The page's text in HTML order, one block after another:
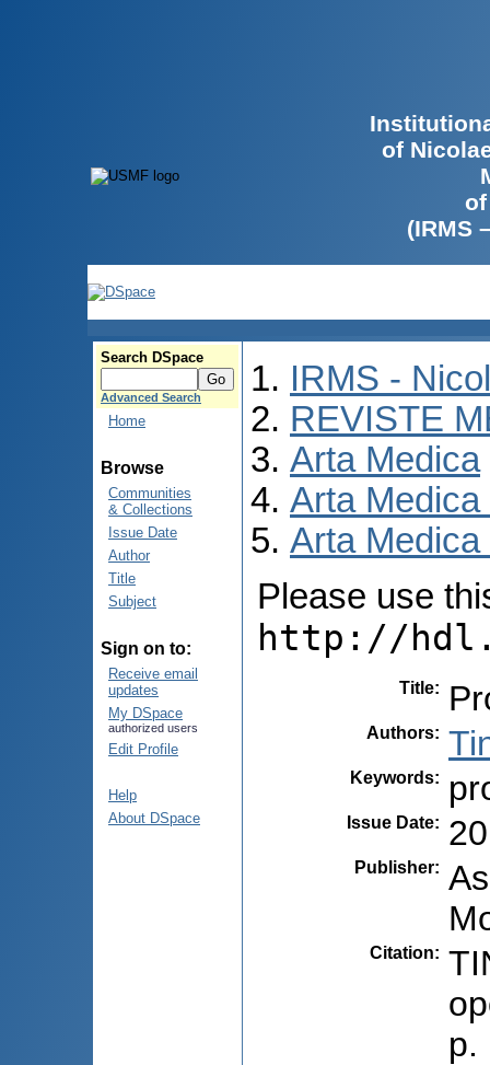
of
(IRMS
Search DSpace
Advanced Search
Home
Browse
Communities
& Collections
Issue Date
Author
Title
Subject
Sign on to:
Receive email
updates
My DSpace
authorized users
Edit Profile
Help
About DSpace
IRMS -
REVISTE
Arta Medica
Arta Medica
Arta
Please use
http://
Title:
Authors:
Keywords:
Issue Date:
Publisher:
Citation:
p.